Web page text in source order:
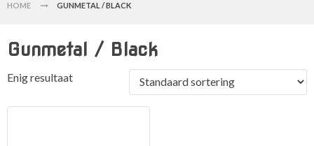
HOME GUNMETAL / BLACK
Gunmetal / Black
Enig resultaat